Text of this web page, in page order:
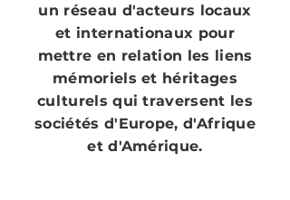
un réseau d'acteurs locaux
et internationaux pour
mettre en relation les liens
mémoriels et héritages
culturels qui traversent les
sociétés d'Europe, d'Afrique
et d'Amérique.